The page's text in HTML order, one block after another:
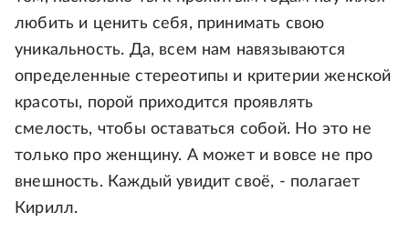
любить и ценить себя, принимать свою
уникальность. Да, всем нам навязываются
определенные стереотипы и критерии женской
красоты, порой приходится проявлять
смелость, чтобы оставаться собой. Но это не
только про женщину. А может и вовсе не про
внешность. Каждый увидит своё, - полагает
Кирилл.